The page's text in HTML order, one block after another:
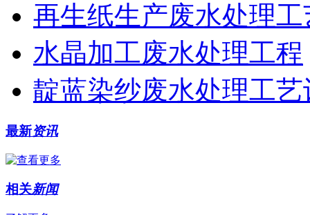
再生纸生产废水处理工
水晶加工废水处理工程
靛蓝染纱废水处理工艺
最新资讯
相关新闻